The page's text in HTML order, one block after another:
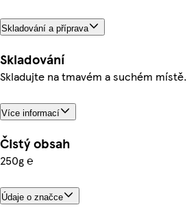
Skladování a příprava
Skladování
Skladujte na tmavém a suchém místě.
Více informací
Čistý obsah
250g ℮
Údaje o značce